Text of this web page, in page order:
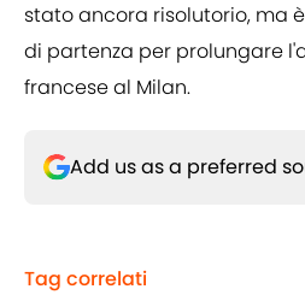
stato ancora risolutorio, ma
di partenza per prolungare
francese al Milan.
Add us as a preferred
Tag correlati